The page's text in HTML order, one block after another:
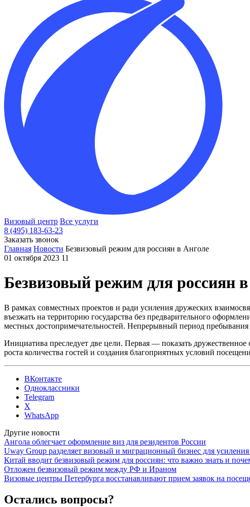
Визовый центр Все услуги
8 (495) 183-63-23
Заказать звонок
Главная Новости Безвизовый режим для россиян в Анголе
01 октября 2023 11
Безвизовый режим для россиян
В рамках совместных проектов и ради усиления дружеских
въезжать на территорию государства без предварительного
местных достопримечательностей. Непрерывный период пребывания
Инициатива преследует две цели. Первая — показать
роста количества гостей и создания благоприятных условий
ВКонтакте
Одноклассники
Telegram
X
WhatsApp
Другие новости
Ангола облегчает оформление виз для резидентов России
Uway Group разделяет визовый и миграционный бизнес для
Китай вводит безвизовый режим для россиян: что важно знать и
Отложен безвизовый режим между РФ и Ираном
Визовые центры Петербурга восстанавливают прием заявок на
Остались вопросы?